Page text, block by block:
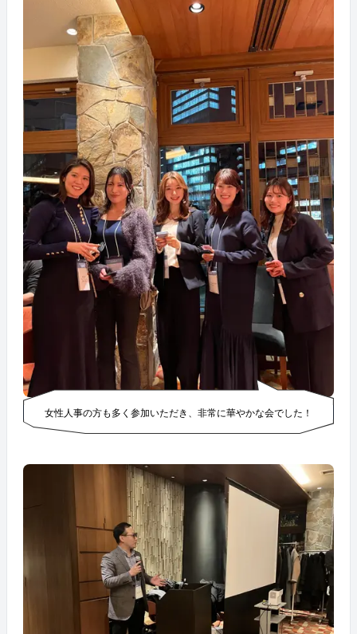
女性人事の方も多く参加いただき、非常に華やかな会でした！